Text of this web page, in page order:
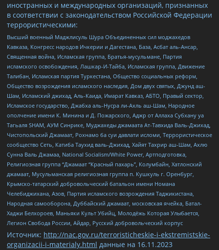
иностранных и международных организаций, признанных
в соответствии с законодательством Российской Федерации
террористическими:
Высший военный Маджлисуль Шура Объединенных сил моджахедов
Кавказа, Конгресс народов Ичкерии и Дагестана, База, Асбат аль-Ансар,
Священная война, Исламская группа, Братья-мусульмане, Партия
исламского освобождения, Лашкар-И-Тайба, Исламская группа, Движение
Талибан, Исламская партия Туркестана, Общество социальных реформ,
Общество возрождения исламского наследия, Дом двух святых, Джунд аш-
Шам, Исламский джихад, Аль-Каида, Имарат Кавказ, АБТО, Правый сектор,
Исламское государство, Джабха аль-Нусра ли-Ахль аш-Шам, Народное
ополчение имени К. Минина и Д. Пожарского, Аджр от Аллаха Субхану уа
Тагьаля SHAM, АУМ Синрике, Муджахеды джамаата Ат-Тавхида Валь-Джихад,
Чистопольский Джамаат, Рохнамо ба суи давлати исломи, Террористическое
сообщество Сеть, Катиба Таухид валь-Джихад, Хайят Тахрир аш-Шам, Ахлю
Сунна Валь Джамаа, National Socialism/White Power, Артподготовка,
Религиозная группа “Джамаат “Красный пахарь”, Колумбайн, Хатлонский
джамаат, Мусульманская религиозная группа п. Кушкуль г. Оренбург,
Крымско-татарский добровольческий батальон имени Номана
Челебиджихана, Азов, Партия исламского возрождения Таджикистана,
Народная самооборона, Дуббайский джамаат, московская ячейка, Батал-
Хаджи Белхороев, Маньяки Культ Убийц, Молодёжь Которая Улыбается,
Легион Свобода России, Айдар, Русский добровольческий корпус
Источник: http://nac.gov.ru/terroristicheskie-i-ekstremistskie-
organizacii-i-materialy.html данные на 16.11.2023